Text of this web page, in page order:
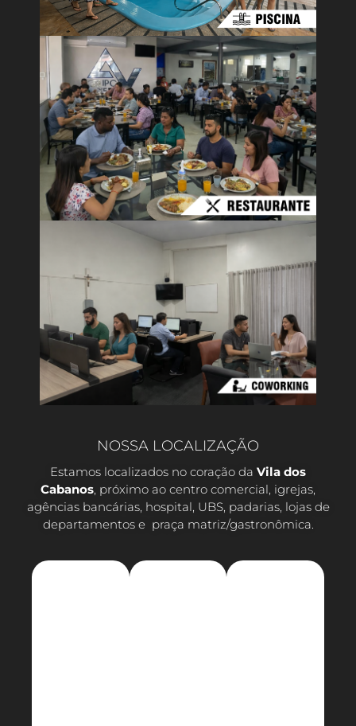
NOSSA LOCALIZAÇÃO
Estamos localizados no coração da Vila dos
Cabanos, próximo ao centro comercial, igrejas,
agências bancárias, hospital, UBS, padarias, lojas de
departamentos e praça matriz/gastronômica.